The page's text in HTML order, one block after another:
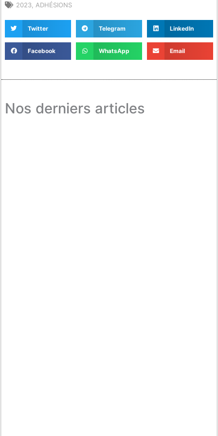
2023 ADHÉSIONS
Twitter Telegram LinkedIn
Facebook WhatsApp Email
Nos derniers articles